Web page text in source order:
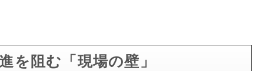
を阻む「現場の壁」